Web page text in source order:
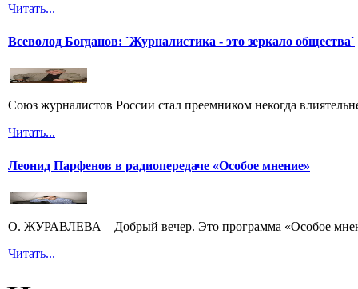
Читать...
Всеволод Богданов: `Журналистика - это зеркало общества`
Союз журналистов России стал преемником некогда
Читать...
Леонид Парфенов в радиопередаче «Особое мнение»
О. ЖУРАВЛЕВА – Добрый вечер. Это программа «Особое
Читать...